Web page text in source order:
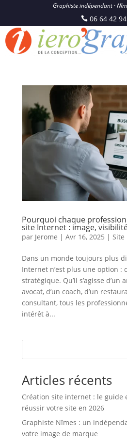
Graphiste indépendant ·
06 64 42
Pourquoi chaque
site Internet : image,
par Jerome | Avr 16, 2025 | Site
Dans un monde toujours plus
Internet n’est plus une option :
stratégique. Qu’il s’agisse d’un
avocat, d’un coach, d’un
consultant, tous les
intérêt à...
Articles récents
Création site internet : le guide
réussir votre site en 2026
Graphiste Nîmes : un
votre image de marque